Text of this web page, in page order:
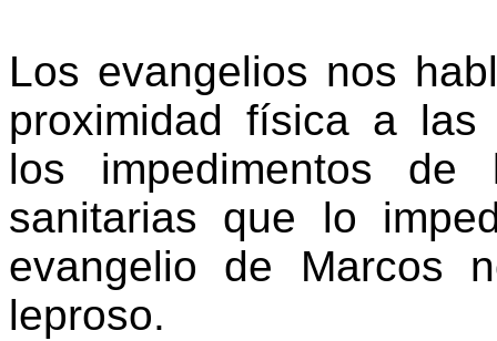
Los evangelios nos
proximidad física a las
los impedimentos de
sanitarias que lo
evangelio de Marcos
leproso.